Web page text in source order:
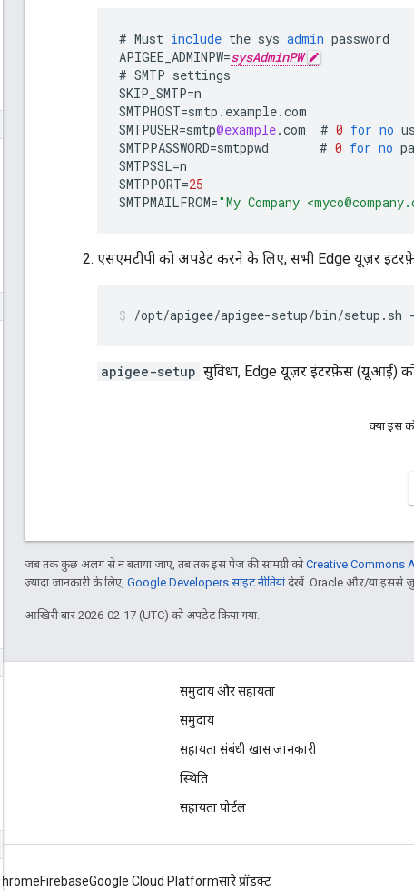
# Must include the sys admin password
APIGEE_ADMINPW=sysAdminPW
# SMTP settings
SKIP_SMTP=n
SMTPHOST=smtp . example.com
SMTPUSER=smtp@example.com # 0 for no
SMTPPASSWORD=smtppwd # 0 for no
SMTPSSL=n
SMTPPORT=25
SMTPMAILFROM="My Company
एसएमटीपी को अपडेट करने के लिए, सभी Edge यूज़र
/opt/apigee/apigee-setup/bin/
apigee-setup सुविधा, Edge यूज़र इंटरफ़ेस (यूआई) को
क्या इस
जब तक कुछ अलग से न बताया जाए, तब तक इस पेज की सामग्री कोCreative Commons
ज़्यादा जानकारी के लिए, Google Developers साइट नीतियांदेखें. Oracle और/या इससे
आखिरी बार 2026-02-17 (UTC) को अपडेट किया गया.
समुदाय और सहायता
समुदाय
सहायता संबंधी खास जानकारी
स्थिति
सहायता पोर्टल
ChromeFirebaseGoogle Cloud Platformसारे प्रॉडक्ट